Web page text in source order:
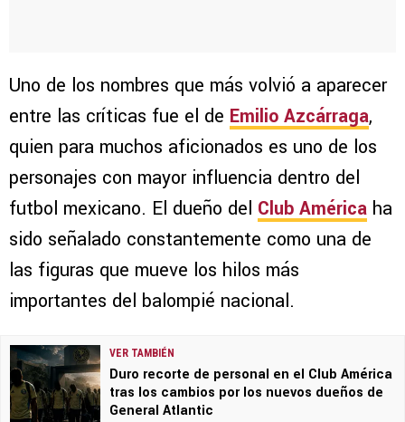
Uno de los nombres que más volvió a aparecer
entre las críticas fue el de Emilio Azcárraga,
quien para muchos aficionados es uno de los
personajes con mayor influencia dentro del
futbol mexicano. El dueño del Club América ha
sido señalado constantemente como una de
las figuras que mueve los hilos más
importantes del balompié nacional.
VER TAMBIÉN
Duro recorte de personal en el Club América
tras los cambios por los nuevos dueños de
General Atlantic